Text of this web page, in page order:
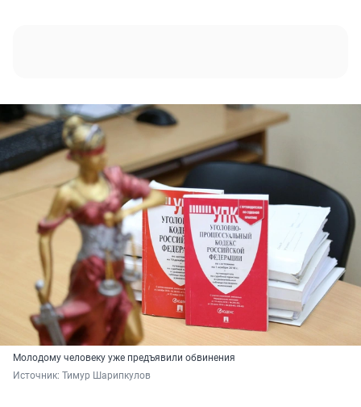
Молодому человеку уже предъявили обвинения
Источник: Тимур Шарипкулов